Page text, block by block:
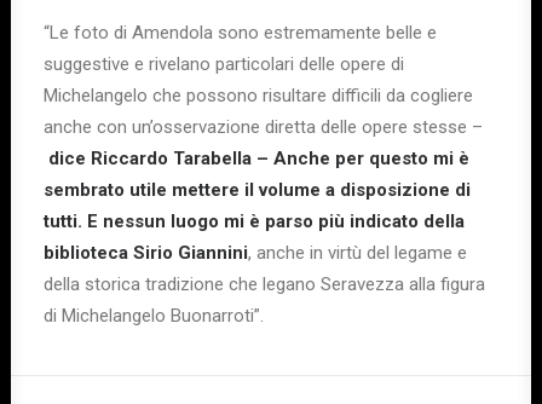
“Le foto di Amendola sono estremamente belle e
suggestive e rivelano particolari delle opere di
Michelangelo che possono risultare difficili da cogliere
anche con un’osservazione diretta delle opere stesse –
dice Riccardo Tarabella – Anche per questo mi è
sembrato utile mettere il volume a disposizione di
tutti. E nessun luogo mi è parso più indicato della
biblioteca Sirio Giannini, anche in virtù del legame e
della storica tradizione che legano Seravezza alla figura
di Michelangelo Buonarroti”.